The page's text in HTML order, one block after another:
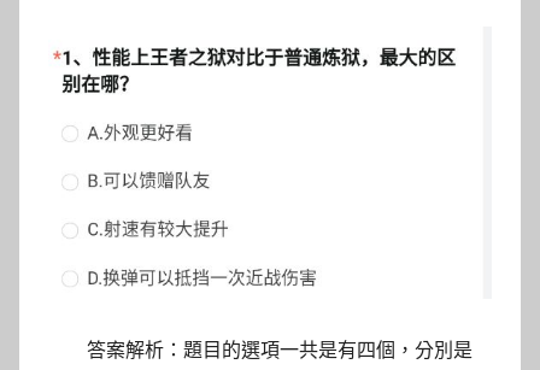
答案解析：題目的選項一共是有四個，分別是